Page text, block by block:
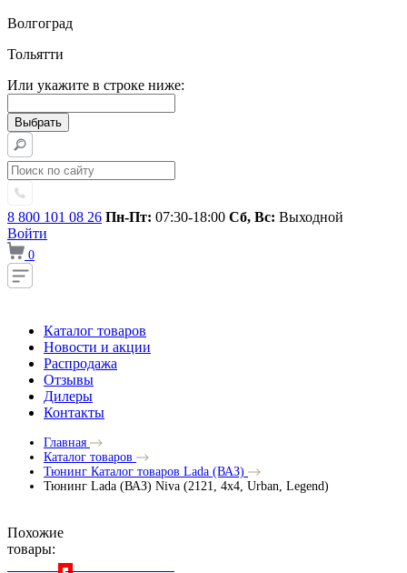
Волгоград
Тольятти
Или укажите в строке ниже:
8 800 101 08 26 Пн-Пт: 07:30-18:00 Сб, Вс: Выходной
Войти
0
Каталог товаров
Новости и акции
Распродажа
Отзывы
Дилеры
Контакты
Главная
Каталог товаров
Тюнинг Каталог товаров Lada (ВАЗ)
Тюнинг Lada (ВАЗ) Niva (2121, 4x4, Urban, Legend)
Похожие
товары: